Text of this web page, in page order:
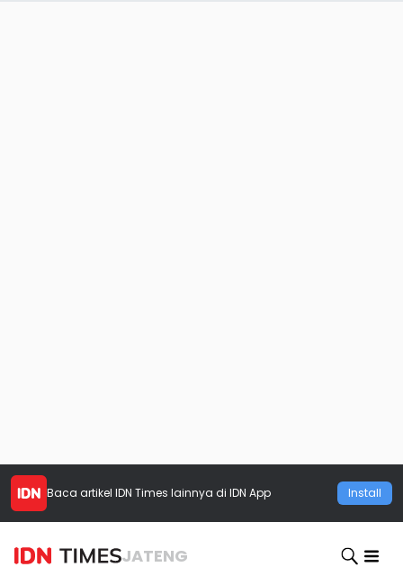
Baca artikel IDN Times lainnya di IDN App Install
JATENG